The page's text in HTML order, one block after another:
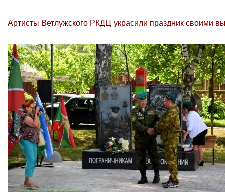
Артисты Ветлужского РКДЦ украсили праздник своими